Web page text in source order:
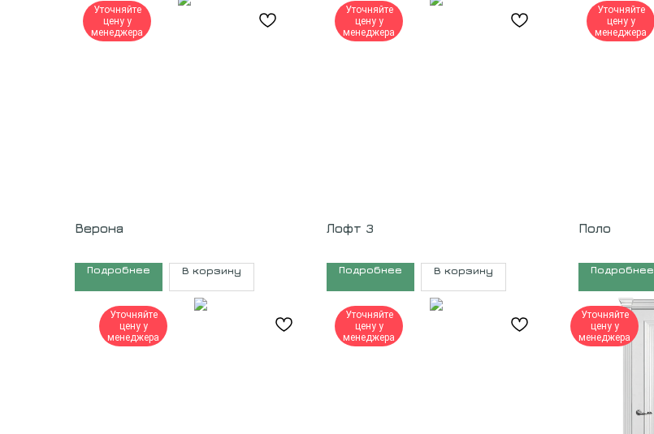
Уточняйте
цену у
менеджера
Верона
Подробнее В корзину
Уточняйте
цену у
менеджера
Лофт 3
Подробнее В корзину
Уточняйте
цену у
менеджера
Поло
Подробнее
Уточняйте
цену у
менеджера
Уточняйте
цену у
менеджера
Уточняйте
цену у
менеджера